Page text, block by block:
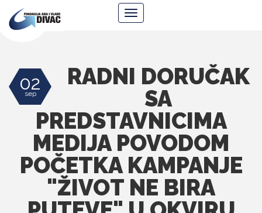
Ana
Navigacija
02
sep
RADNI DORUČAK
SA
PREDSTAVNICIMA
MEDIJA POVODOM
POČETKA KAMPANJE
"ŽIVOT NE BIRA